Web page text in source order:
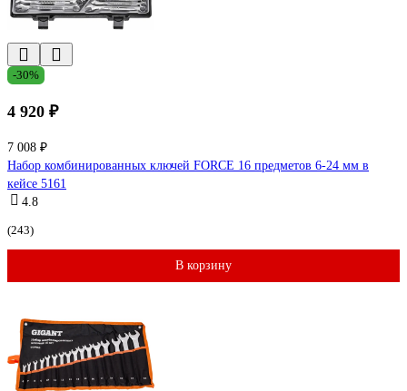
-30%
4 920 ₽
7 008 ₽
Набор комбинированных ключей FORCE 16 предметов 6-24 мм в
кейсе 5161
4.8
(243)
В корзину